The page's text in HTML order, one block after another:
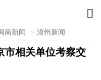

南新闻 > 漳州新闻
市相关单位考察交